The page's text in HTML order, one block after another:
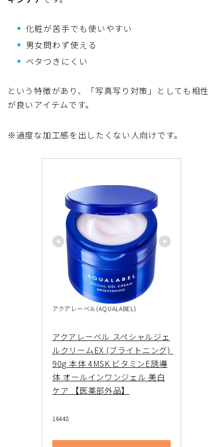
化粧が苦手でも使いやすい
男女問わず使える
ベタつきにくい
という特徴があり、「写真写り対策」としても相性
が良いアイテムです。
※過度な加工感を出したくない人向けです。
アクアレーベル(AQUALABEL)
アクアレーベル スペシャルジェ
ルクリームEX (ブライトニング)
90g 本体 4MSK ビタミンE誘導
体 オールインワンジェル 美白
ケア 【医薬部外品】
16448